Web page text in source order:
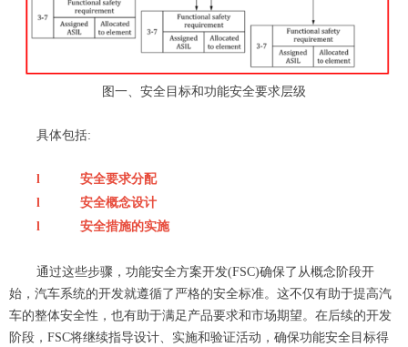
图一、 安全目标和功能安全要求层级
具体包括:
l
安全要求分配
l
安全概念设计
l
安全措施的实施
通过这些步骤，功能安全方案开发(FSC)确保了从概念阶段开
始，汽车系统的开发就遵循了严格的安全标准。这不仅有助于提高汽
车的整体安全性，也有助于满足 产品要求和市场期望。在后续的开发
阶段，FSC将继续指导设计、实施和验证活动，确保功能安全目标得